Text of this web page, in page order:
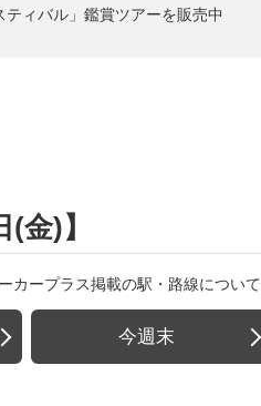
ィバル」鑑賞ツアーを販売中
金)】
カープラス掲載の駅・路線について
今週末